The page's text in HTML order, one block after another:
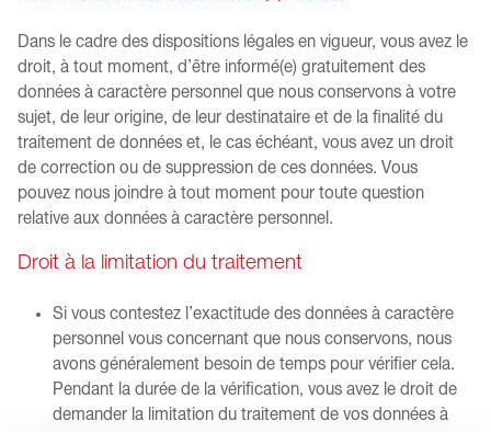
Dans le cadre des dispositions légales en vigueur, vous avez le
droit, à tout moment, d’être informé(e) gratuitement des
données à caractère personnel que nous conservons à votre
sujet, de leur origine, de leur destinataire et de la finalité du
traitement de données et, le cas échéant, vous avez un droit
de correction ou de suppression de ces données. Vous
pouvez nous joindre à tout moment pour toute question
relative aux données à caractère personnel.
Droit à la limitation du traitement
Si vous contestez l’exactitude des données à caractère
personnel vous concernant que nous conservons, nous
avons généralement besoin de temps pour vérifier cela.
Pendant la durée de la vérification, vous avez le droit de
demander la limitation du traitement de vos données à